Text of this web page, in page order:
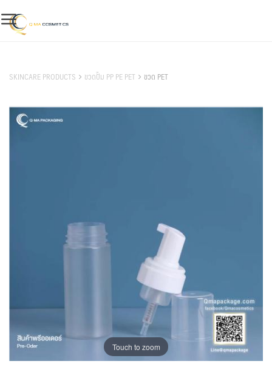
to
content
SKINCARE PRODUCTS ขวดปั๊ม PP PE PET ขวด PET
Touch to zoom